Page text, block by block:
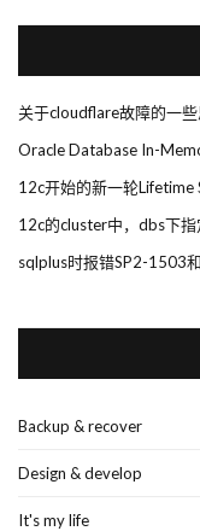
关于cloudflare故障的一
Oracle Database In-
12c开始的新一轮Lifetime
12c的cluster中，dbs下
sqlplus时报错SP2-1503
Backup & recover
Design & develop
It's my life